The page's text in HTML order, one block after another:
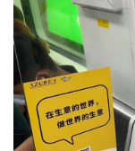
手
C
u
b
干
货